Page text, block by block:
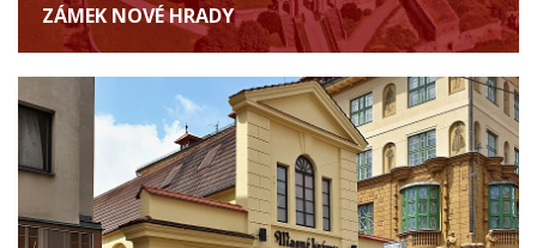
ZÁMEK NOVÉ HRADY